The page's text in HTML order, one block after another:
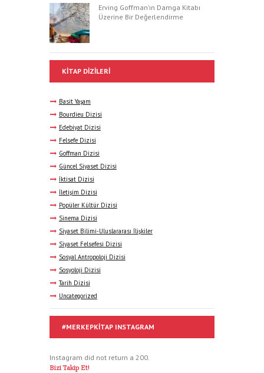
Erving Goffman’ın Damga Kitabı
Üzerine Bir Değerlendirme
KITAP DIZILERI
Basit Yaşam
Bourdieu Dizisi
Edebiyat Dizisi
Felsefe Dizisi
Goffman Dizisi
Güncel Siyaset Dizisi
İktisat Dizisi
İletişim Dizisi
Popüler Kültür Dizisi
Sinema Dizisi
Siyaset Bilimi-Uluslararası İlişkiler
Siyaset Felsefesi Dizisi
Sosyal Antropoloji Dizisi
Sosyoloji Dizisi
Tarih Dizisi
Uncategorized
#MERKEPKITAP INSTAGRAM
Instagram did not return a 200.
Bizi Takip Et!